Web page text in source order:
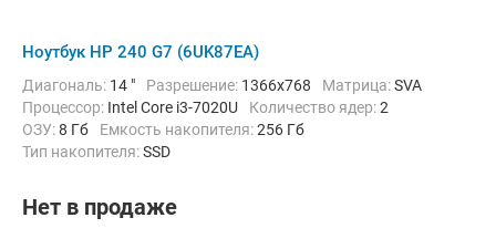
Ноутбук HP 240 G7 (6UK87EA)
Диагональ: 14 " Разрешение: 1366x768 Матрица:SVA
Процессор: Intel Core i3-7020U Количество ядер:2
ОЗУ:8 Гб Емкость накопителя:256 Гб
Тип накопителя:SSD
Операционная система:
Вес:1.52 кг
Нет в продаже